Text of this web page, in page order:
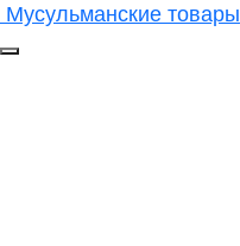
Мусульманские товары